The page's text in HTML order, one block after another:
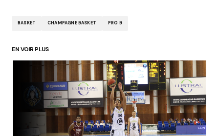
BASKET CHAMPAGNE BASKET PRO B
EN VOIR PLUS